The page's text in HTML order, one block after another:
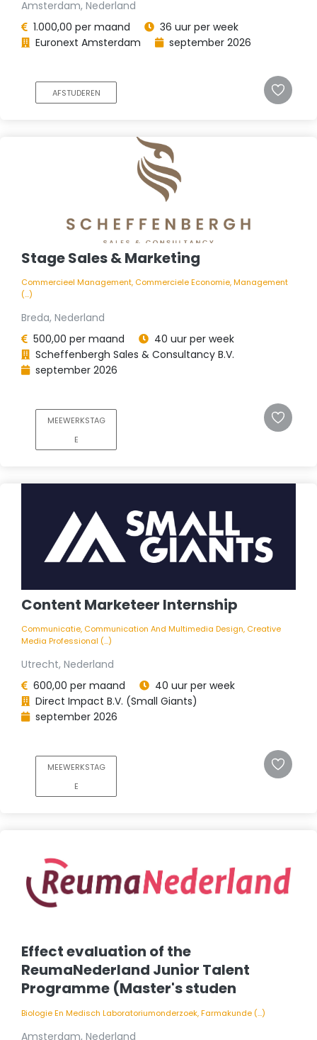
Amsterdam, Nederland
1.000,00 per maand
36 uur per week
Euronext Amsterdam
september 2026
AFSTUDEREN
Stage Sales & Marketing
Commercieel Management, Commerciele Economie, Management
(...)
Breda, Nederland
500,00 per maand
40 uur per week
Scheffenbergh Sales & Consultancy B.V.
september 2026
MEEWERKSTAG
E
Content Marketeer Internship
Communicatie, Communication And Multimedia Design, Creative
Media Professional (...)
Utrecht, Nederland
600,00 per maand
40 uur per week
Direct Impact B.V. (Small Giants)
september 2026
MEEWERKSTAG
E
Effect evaluation of the
ReumaNederland Junior Talent
Programme (Master's studen
Biologie En Medisch Laboratoriumonderzoek, Farmakunde (...)
Amsterdam, Nederland